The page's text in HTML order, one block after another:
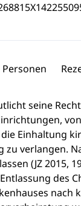
Personen
seine
Einhaltung
zu verlangen.
(JZ 2015,
des
nach